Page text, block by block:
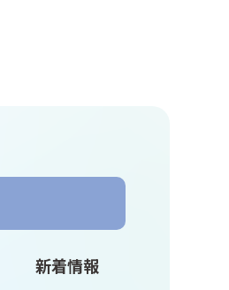
新着情報